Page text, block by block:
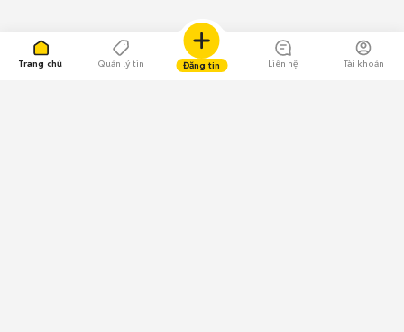
Trang chủ Quản lý tin Đăng tin Liên hệ Tài khoản